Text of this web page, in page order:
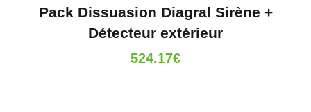
Pack Dissuasion Diagral Sirène +
Détecteur extérieur
524.17€